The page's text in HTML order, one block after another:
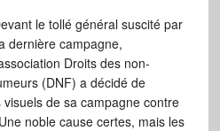
le tollé général suscité par
dernière campagne,
Droits des non-
(DNF) a décidé de
de sa campagne contre
noble cause certes, mais les